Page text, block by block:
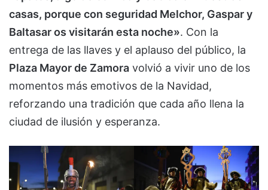
casas, porque con seguridad Melchor, Gaspar y
Baltasar os visitarán esta noche». Con la
entrega de las llaves y el aplauso del público, la
Plaza Mayor de Zamora volvió a vivir uno de los
momentos más emotivos de la Navidad,
reforzando una tradición que cada año llena la
ciudad de ilusión y esperanza.